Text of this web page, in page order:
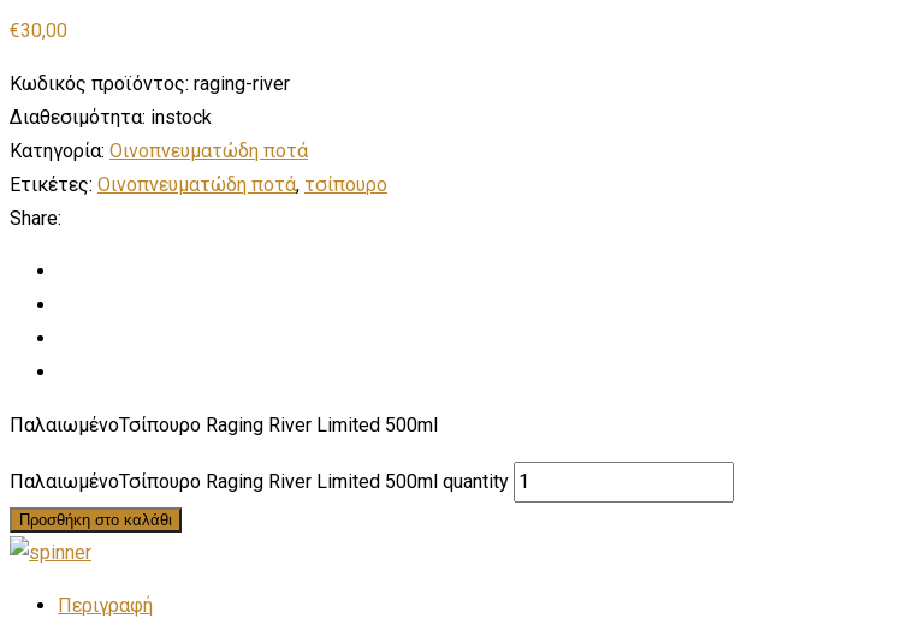
€30,00
Κωδικός προϊόντος: raging-river
Διαθεσιμότητα: instock
Κατηγορία: Οινοπνευματώδη ποτά
Ετικέτες: Οινοπνευματώδη ποτά, τσίπουρο
Share:
ΠαλαιωμένοΤσίπουρο Raging River Limited 500ml
ΠαλαιωμένοΤσίπουρο Raging River Limited 500ml quantity
Προσθήκη στο καλάθι
Περιγραφή